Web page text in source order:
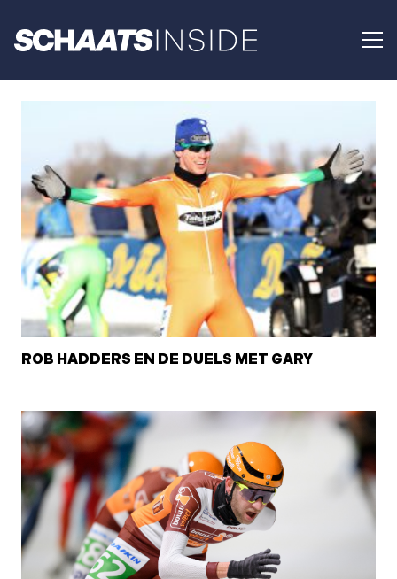
ROB HADDERS EN DE DUELS MET GARY